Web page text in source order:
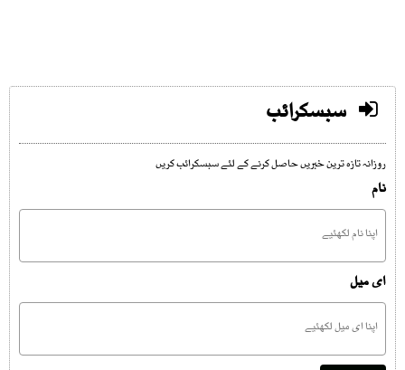
سبسکرائب
روزانہ تازہ ترین خبریں حاصل کرنے کے لئے سبسکرائب کریں
نام
ای میل